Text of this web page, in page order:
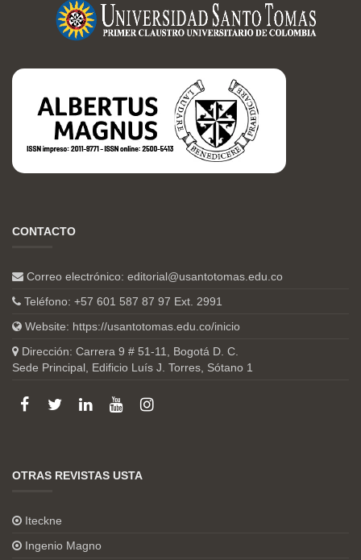
CONTACTO
Correo electrónico: editorial@usantotomas.edu.co
Teléfono: +57 601 587 87 97 Ext. 2991
Website: https://usantotomas.edu.co/inicio
Dirección: Carrera 9 # 51-11, Bogotá D. C.
Sede Principal, Edificio Luís J. Torres, Sótano 1
OTRAS REVISTAS USTA
Iteckne
Ingenio Magno